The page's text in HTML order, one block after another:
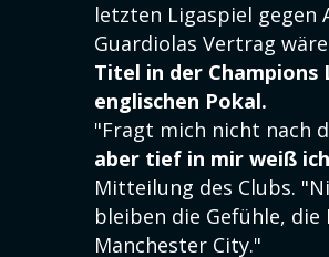
letzten Ligaspiel gegen
Guardiolas Vertrag
Titel in der Champions
englischen Pokal.
"Fragt mich nicht nach
aber tief in mir weiß
Mitteilung des Clubs.
bleiben die Gefühle,
Manchester City."